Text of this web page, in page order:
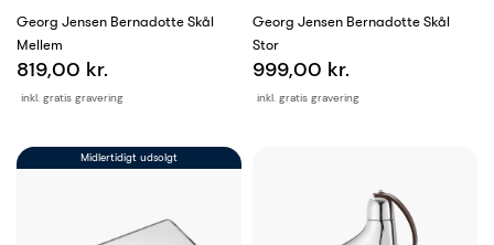
Georg Jensen Bernadotte Skål
Mellem
inkl. gratis gravering
819,00 kr.
Georg Jensen Bernadotte Skål
Stor
inkl. gratis gravering
999,00 kr.
Midlertidigt udsolgt